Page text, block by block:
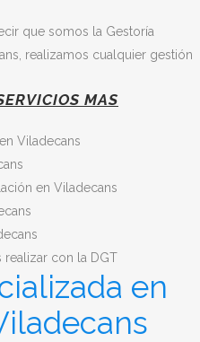
que somos la Gestoría
realizamos cualquier gestión
MAS
Viladecans
en Viladecans
realizar con la DGT
en